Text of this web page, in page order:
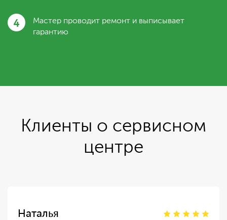
4
Мастер проводит ремонт и выписывает
гарантию
Клиенты о сервисном
центре
Наталья